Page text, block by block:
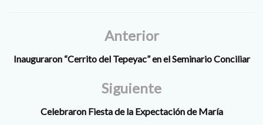
Anterior
Inauguraron “Cerrito del Tepeyac” en el Seminario Conciliar
Siguiente
Celebraron Fiesta de la Expectación de María